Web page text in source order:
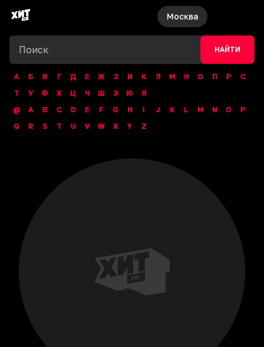
Москва
НАЙТИ
А Б В Г Д Е Ж З И К Л М Н О П Р
С
Т
У Ф Х Ц Ч Ш Э Ю
Я
@
A B C D E F G H I J K L M N O
P
Q
R S T U V W X Y Z